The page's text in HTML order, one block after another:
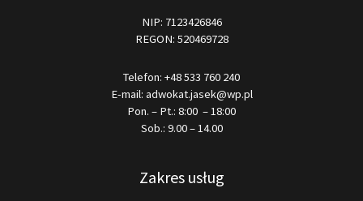
NIP: 7123426846
REGON: 520469728
Telefon: +48 533 760 240
E-mail: adwokat.jasek@wp.pl
Pon. – Pt.: 8:00 – 18:00
Sob.: 9.00 – 14.00
Zakres usług